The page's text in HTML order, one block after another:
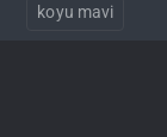
koyu mavi